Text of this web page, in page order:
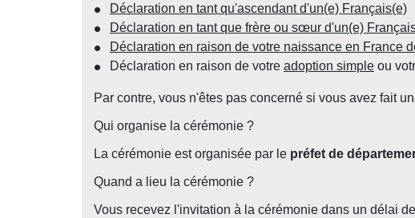
Déclaration en tant qu'ascendant d'un(e) Français(e)
Déclaration en tant que frère ou sœur d'un(e)
Déclaration en raison de votre naissance en France
Déclaration en raison de votre adoption simple ou
Par contre, vous n'êtes pas concerné si vous avez fait
Qui organise la cérémonie ?
La cérémonie est organisée par le préfet de
Quand a lieu la cérémonie ?
Vous recevez l'invitation à la cérémonie dans un délai de